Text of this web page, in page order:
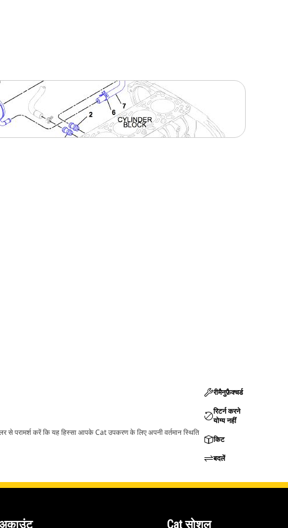
परामर्श करें कि यह हिस्सा आपके Cat उपकरण के लिए अपनी वर्तमान स्थिति
रीमैनुफ़ैक्चर्ड
रिटर्न करने
योग्य नहीं
किट
बदलें
Cat सोशल